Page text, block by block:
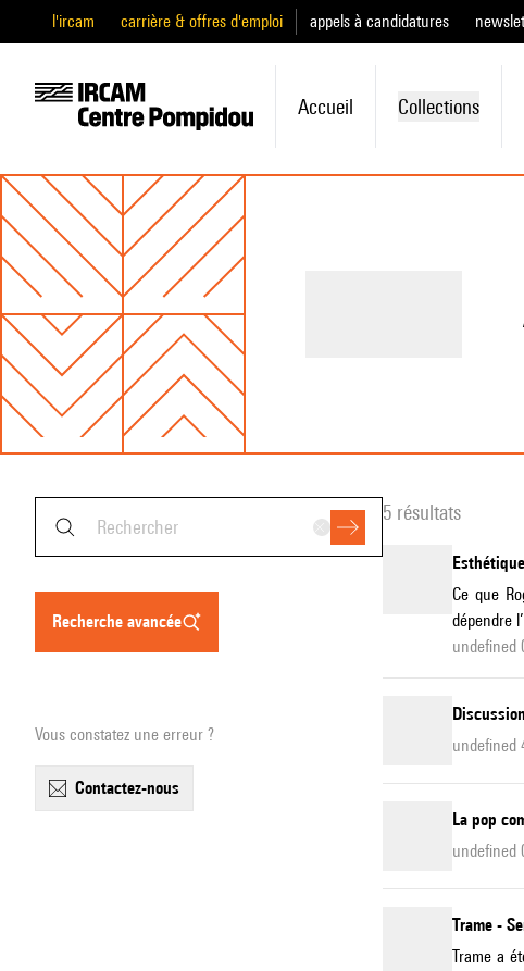
l'ircam carrière & offres d'emploi appels à candidatures
Accueil Collections
recherche avancée
Vous constatez une erreur ?
contactez-nous
5 résultats
Ce que
dépendre
undefined
undefined
La pop
undefined
Trame -
Trame a